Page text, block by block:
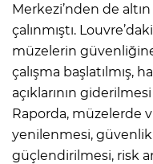
Merkezi’nden de
çalınmıştı.
müzelerin
çalışma başlatılmış,
açıklarının
Raporda, müzelerde
yenilenmesi,
güçlendirilmesi, risk